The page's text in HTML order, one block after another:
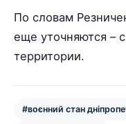
По словам
еще уточняются –
территории.
#воєнний стан